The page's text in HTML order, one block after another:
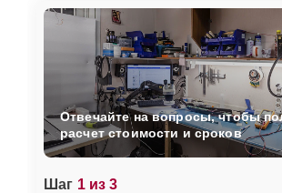
Шаг 1 из 3
Отвечайте на вопросы, чтобы
расчет стоимости и сроков